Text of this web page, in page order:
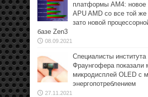
платформы АМ4: новое
APU AMD со все той
зато новой
базе Zen3
08.09.2021
Специалисты института
Фраунгофера показали
микродисплей OLED с
энергопотреблением
27.11.2021